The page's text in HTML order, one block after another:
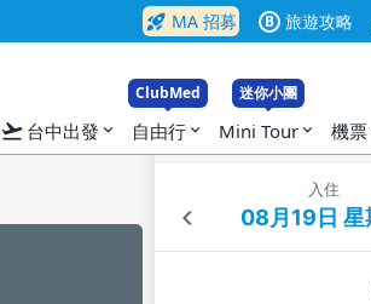
rocket_launch MA 招募 B 旅遊攻略
flight_takeoff 台中出發 expand_more
ClubMed
自由行 expand_more
迷你小團
Mini Tour expand_more 機票
入住